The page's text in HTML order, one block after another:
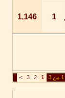
1
1,146
1
2
3
>